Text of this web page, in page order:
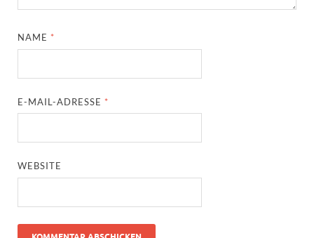
NAME *
E-MAIL-ADRESSE *
WEBSITE